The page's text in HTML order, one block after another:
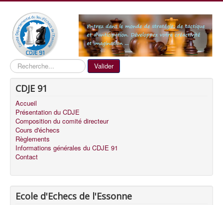
Recherche Valider
CDJE 91
Accueil
Présentation du CDJE
Composition du comité directeur
Cours d'échecs
Règlements
Informations générales du CDJE 91
Contact
Ecole d'Echecs de l'Essonne